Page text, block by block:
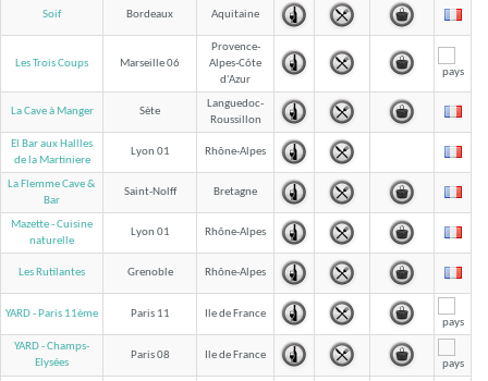
Soif Bordeaux Aquitaine
Les Trois Coups Marseille 06
Provence-
Alpes-Côte
d'Azur
La Cave à Manger Sète
Languedoc-
Roussillon
El Bar aux Hallles
de la Martiniere
Lyon 01 Rhône-Alpes
La Flemme Cave &
Bar
Saint-Nolff Bretagne
Mazette - Cuisine
naturelle
Lyon 01 Rhône-Alpes
Les Rutilantes Grenoble Rhône-Alpes
YARD - Paris 11ème Paris 11 Ile de France
YARD - Champs-
Elysées
Paris 08 Ile de France